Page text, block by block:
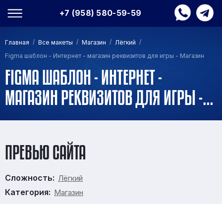
+7 (958) 580-59-59
Главная / Все макеты / Магазин / Лёгкий /
Figma шаблон - Интернет - магазин реквизитов для игры - Магазин
FIGMA ШАБЛОН - ИНТЕРНЕТ -
МАГАЗИН РЕКВИЗИТОВ ДЛЯ ИГРЫ -
МАГАЗИН
ПРЕВЬЮ САЙТА
Сложность: Лёгкий
Категория: Магазин